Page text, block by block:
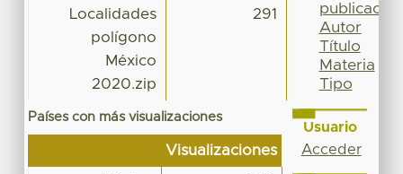
Localidades
polígono
México
2020.zip
291
Países con más visualizaciones
Visualizaciones
publicación
Autor
Título
Materia
Tipo
Usuario
Acceder